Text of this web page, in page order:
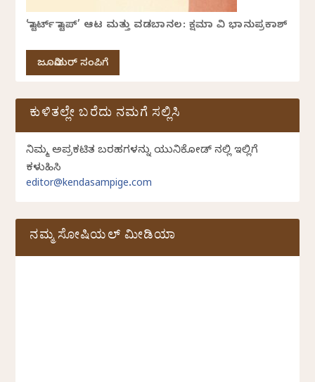
‘ಸ್ಟಾರ್ಟ್ ಸ್ಟಾಪ್’ ಆಟ ಮತ್ತು ವಡಬಾನಲ: ಕ್ಷಮಾ ವಿ ಭಾನುಪ್ರಕಾಶ್
ಜೂನಿಯರ್ ಸಂಪಿಗೆ
ಕುಳಿತಲ್ಲೇ ಬರೆದು ನಮಗೆ ಸಲ್ಲಿಸಿ
ನಿಮ್ಮ ಅಪ್ರಕಟಿತ ಬರಹಗಳನ್ನು ಯುನಿಕೋಡ್ ನಲ್ಲಿ ಇಲ್ಲಿಗೆ
ಕಳುಹಿಸಿ
editor@kendasampige.com
ನಮ್ಮ ಸೋಷಿಯಲ್‌ ಮೀಡಿಯಾ